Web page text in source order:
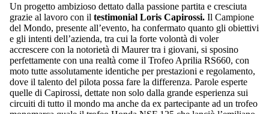
Un progetto ambizioso dettato dalla passione partita e cresciuta
grazie al lavoro con il testimonial Loris Capirossi. Il Campione
del Mondo, presente all’evento, ha confermato quanto gli obiettivi
e gli intenti dell’azienda, tra cui la forte volontà di voler
accrescere con la notorietà di Maurer tra i giovani, si sposino
perfettamente con una realtà come il Trofeo Aprilia RS660, con
moto tutte assolutamente identiche per prestazioni e regolamento,
dove il talento del pilota possa fare la differenza. Parole esperte
quelle di Capirossi, dettate non solo dalla grande esperienza sui
circuiti di tutto il mondo ma anche da ex partecipante ad un trofeo